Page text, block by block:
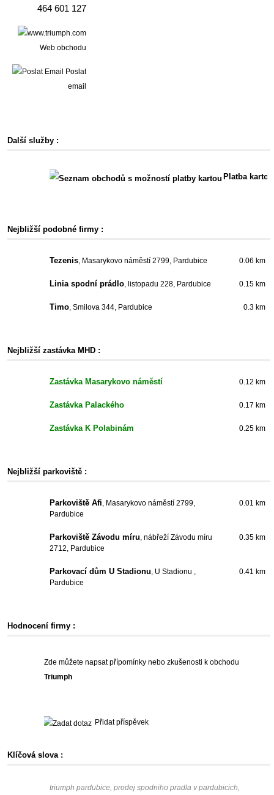
464 601 127
Web obchodu
Poslat
email
Další služby :
Platba kartou
Nejbližší podobné firmy :
Tezenis, Masarykovo náměstí 2799, Pardubice 0.06 km
Linia spodní prádlo, listopadu 228, Pardubice 0.15 km
Timo, Smilova 344, Pardubice 0.3 km
Nejbližší zastávka MHD :
Zastávka Masarykovo náměstí 0.12 km
Zastávka Palackého 0.17 km
Zastávka K Polabinám 0.25 km
Nejbližší parkoviště :
Parkoviště Afi, Masarykovo náměstí 2799,
Pardubice
0.01 km
Parkoviště Závodu míru, nábřeží Závodu míru
2712, Pardubice
0.35 km
Parkovací dům U Stadionu, U Stadionu ,
Pardubice
0.41 km
Hodnocení firmy :
Zde můžete napsat přípomínky nebo zkušenosti k obchodu
Triumph
Přidat příspěvek
Klíčová slova :
triumph pardubice, prodej spodniho pradla v pardubicich,